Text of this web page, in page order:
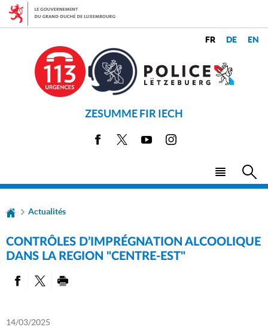
Aller
Aller
ZESUMME FIR IECH
Facebook YoutubeInstagram
Menu
LANGUE
Actualités
CONTRÔLES D’IMPRÉGNATION ALCOOLIQUE
DANS LA REGION "CENTRE-EST"
14/03/2025